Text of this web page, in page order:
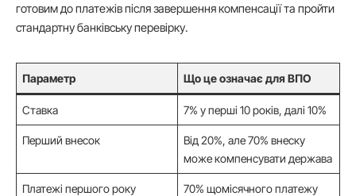
готовим до платежів після завершення компенсації та пройти
стандартну банківську перевірку.
Параметр Що це означає для ВПО
Ставка 7% у перші 10 років, далі 10%
Перший внесок
Від 20%, але 70% внеску
може компенсувати держава
Платежі першого року
70% щомісячного платежу